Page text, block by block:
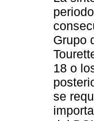
Grupo
18 o
se